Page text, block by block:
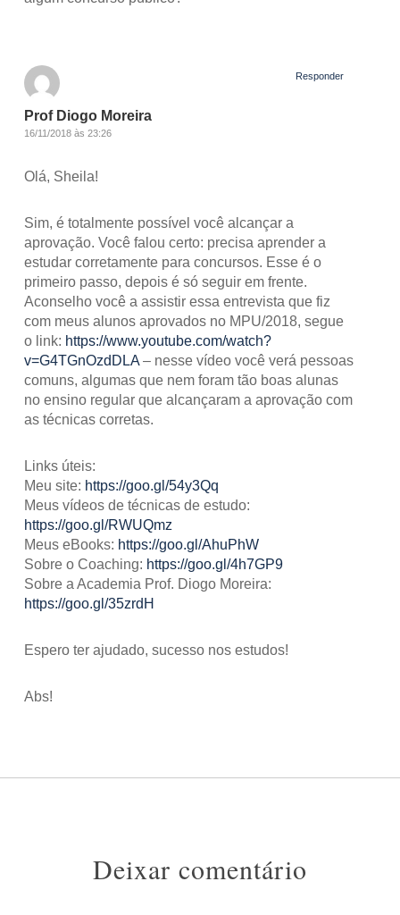
Prof Diogo Moreira
16/11/2018 às 23:26
Olá, Sheila!
Sim, é totalmente possível você alcançar a
aprovação. Você falou certo: precisa aprender a
estudar corretamente para concursos. Esse é o
primeiro passo, depois é só seguir em frente.
Aconselho você a assistir essa entrevista que fiz
com meus alunos aprovados no MPU/2018, segue
o link: https://www.youtube.com/watch?
v=G4TGnOzdDLA– nesse vídeo você verá pessoas
comuns, algumas que nem foram tão boas alunas
no ensino regular que alcançaram a aprovação com
as técnicas corretas.
Links úteis:
Meu site: https://goo.gl/54y3Qq
Meus vídeos de técnicas de estudo:
https://goo.gl/RWUQmz
Meus eBooks: https://goo.gl/AhuPhW
Sobre o Coaching: https://goo.gl/4h7GP9
Sobre a Academia Prof. Diogo Moreira:
https://goo.gl/35zrdH
Espero ter ajudado, sucesso nos estudos!
Abs!
Responder
Deixar comentário